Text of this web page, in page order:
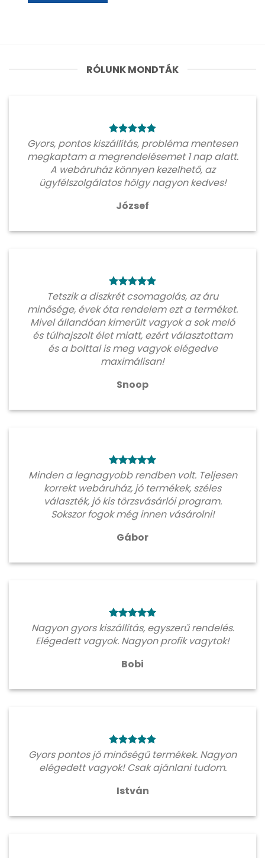
RÓLUNK MONDTÁK
Gyors, pontos kiszállítás, probléma mentesen
megkaptam a megrendelésemet 1 nap alatt.
A webáruház könnyen kezelhető, az
ügyfélszolgálatos hölgy nagyon kedves!
József
Tetszik a diszkrét csomagolás, az áru
minősége, évek óta rendelem ezt a terméket.
Mivel állandóan kimerült vagyok a sok meló
és túlhajszolt élet miatt, ezért választottam
és a bolttal is meg vagyok elégedve
maximálisan!
Snoop
Minden a legnagyobb rendben volt. Teljesen
korrekt webáruház, jó termékek, széles
választék, jó kis törzsvásárlói program.
Sokszor fogok még innen vásárolni!
Gábor
Nagyon gyors kiszállítás, egyszerű rendelés.
Elégedett vagyok. Nagyon profik vagytok!
Bobi
Gyors pontos jó minőségű termékek. Nagyon
elégedett vagyok! Csak ajánlani tudom.
István